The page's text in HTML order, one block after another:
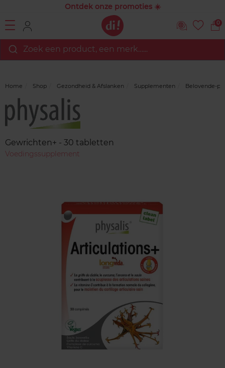
Ontdek onze promoties ☀️
0
Zoek een product, een merk…...
Home Shop Gezondheid & Afslanken Supplementen Belovende-
Gewrichten+ - 30 tabletten
Voedingssupplement